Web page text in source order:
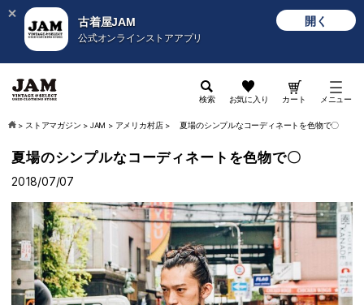
古着屋JAM
公式オンラインストアアプリ
開く
検索 お気に入り カート メニュー
> ストアマガジン > JAM > アメリカ村店> 夏場のシンプルなコーディネートを色物で〇
夏場のシンプルなコーディネートを色物で〇
2018/07/07